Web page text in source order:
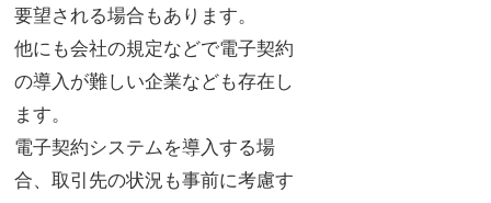
要望される場合もあります。
他にも会社の規定などで電子契約
の導入が難しい企業なども存在し
ます。
電子契約システムを導入する場
合、取引先の状況も事前に考慮す